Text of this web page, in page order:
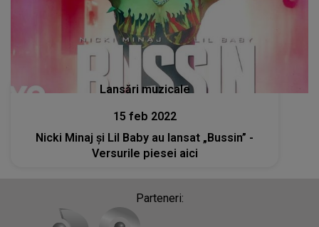
Lansări muzicale
15 feb 2022
Nicki Minaj și Lil Baby au lansat „Bussin” -
Versurile piesei aici
Parteneri: